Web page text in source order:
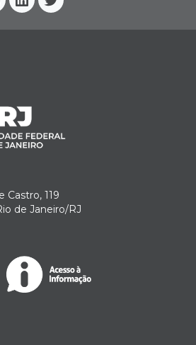
Linkedin
Twitter
Castro, 119
de Janeiro/RJ